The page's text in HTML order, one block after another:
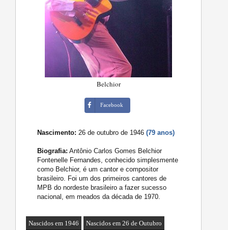
Belchior
Facebook
Nascimento: 26 de outubro de 1946(79 anos)
Biografia: Antônio Carlos Gomes Belchior
Fontenelle Fernandes, conhecido simplesmente
como Belchior, é um cantor e compositor
brasileiro. Foi um dos primeiros cantores de
MPB do nordeste brasileiro a fazer sucesso
nacional, em meados da década de 1970.
Nascidos em 1946 Nascidos em 26 de Outubro